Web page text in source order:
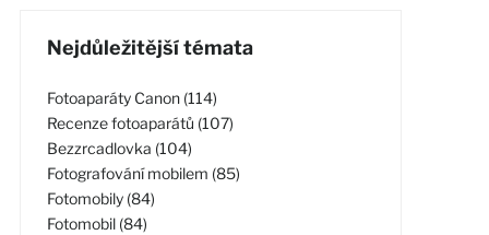
Nejdůležitější témata
Fotoaparáty Canon (114)
Recenze fotoaparátů (107)
Bezzrcadlovka (104)
Fotografování mobilem (85)
Fotomobily (84)
Fotomobil (84)